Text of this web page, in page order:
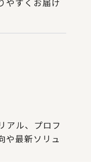
やすくお届け
アル、プロフ
や最新ソリュ